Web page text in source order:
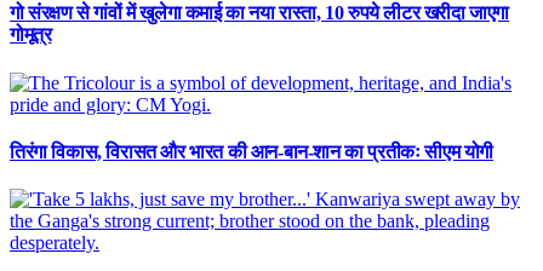
गो संरक्षण से गांवों में खुलेगा कमाई का नया रास्ता, 10 रुपये लीटर खरीदा जाएगा
गोमूत्र
तिरंगा विकास, विरासत और भारत की आन-बान-शान का प्रतीकः सीएम योगी